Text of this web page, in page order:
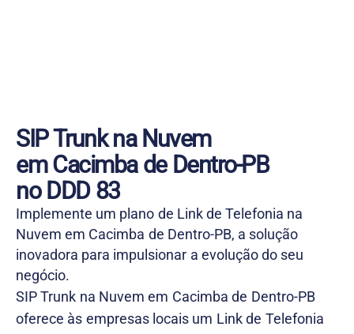
SIP Trunk na Nuvem
em Cacimba de Dentro-PB
no DDD 83
Implemente um plano de Link de Telefonia na
Nuvem em Cacimba de Dentro-PB, a solução
inovadora para impulsionar a evolução do seu
negócio.
SIP Trunk na Nuvem em Cacimba de Dentro-PB
oferece às empresas locais um Link de Telefonia